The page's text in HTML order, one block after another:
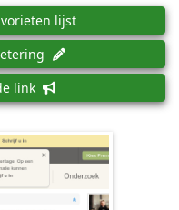
lijst
link